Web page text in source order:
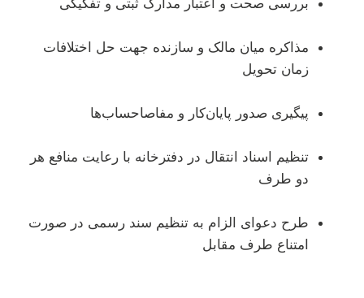
مذاکره میان مالک و سازنده جهت حل اختلافات
زمان تحویل
پیگیری صدور پایان‌کار و مفاصاحساب‌ها
تنظیم اسناد انتقال در دفترخانه با رعایت منافع هر
دو طرف
طرح دعوای الزام به تنظیم سند رسمی در صورت
امتناع طرف مقابل